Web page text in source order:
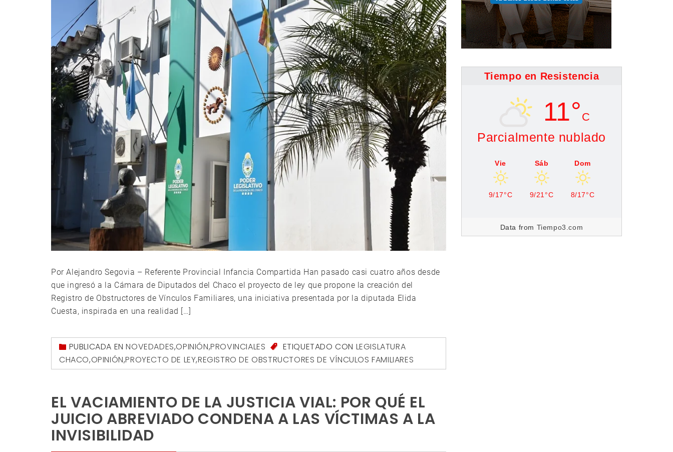
Por Alejandro Segovia – Referente Provincial Infancia Compartida Han pasado casi cuatro años desde
que ingresó a la Cámara de Diputados del Chaco el proyecto de ley que propone la creación del
Registro de Obstructores de Vínculos Familiares, una iniciativa presentada por la diputada Elida
Cuesta, inspirada en una realidad […]
PUBLICADA ENNOVEDADES,OPINIÓN,PROVINCIALES ETIQUETADO CON LEGISLATURA
CHACO,OPINIÓN,PROYECTO DE LEY,REGISTRO DE OBSTRUCTORES DE VÍNCULOS FAMILIARES
EL VACIAMIENTO DE LA JUSTICIA VIAL: POR QUÉ EL
JUICIO ABREVIADO CONDENA A LAS VÍCTIMAS A LA
INVISIBILIDAD
Tiempo en Resistencia
11° C
Parcialmente nublado
Vie
9/17°C
Sáb
9/21°C
Dom
8/17°C
Data from Tiempo3.com